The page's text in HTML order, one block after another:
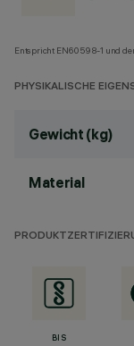
Entspricht EN60598-1 und
PHYSIKALISCHE
Gewicht (kg)
Material
BIS